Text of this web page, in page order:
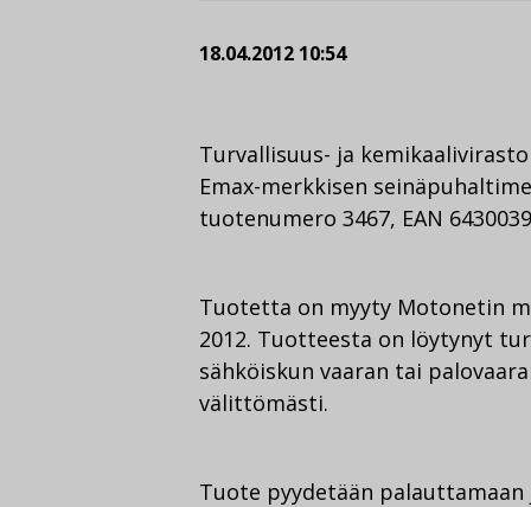
18.04.2012 10:54
Turvallisuus- ja
Emax-merkkisen
tuotenumero 3467, EAN
Tuotetta on myyty Motonetin
2012. Tuotteesta on löytynyt
sähköiskun vaaran tai
välittömästi.
Tuote pyydetään